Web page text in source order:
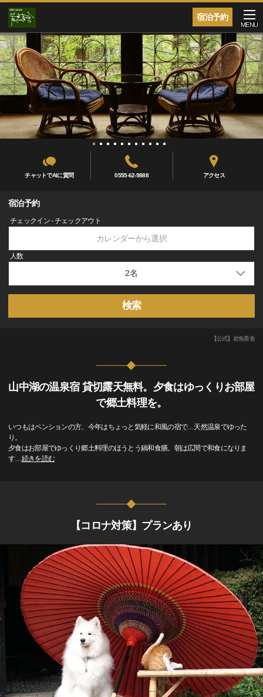
宿泊予約
MENU
チャットでAIに質問 0555-62-9888 アクセス
宿泊予約
チェックイン - チェックアウト
カレンダーから選択
人数
検索
【公式】岩魚茶舎
山中湖の温泉宿 貸切露天無料。夕食はゆっくりお部屋
で郷土料理を。
いつもはペンションの方、今年はちょっと気軽に和風の宿で…天然温泉でゆった
り。
夕食はお部屋でゆっくり郷土料理のほうとう鍋和食膳。朝は広間で和食になりま
す…続きを読む
【コロナ対策】プランあり